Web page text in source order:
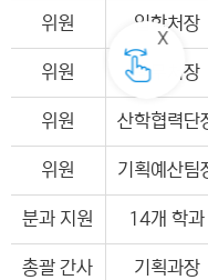
위원 입학처장
위원 총무처장
위원 산학협력단
위원 기획예산팀
분과 지원 14개 학과
총괄 간사 기획과장